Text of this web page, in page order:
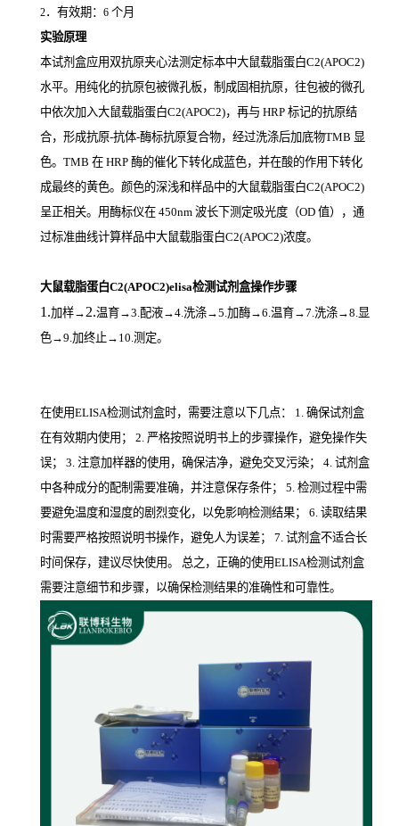
2．有效期： 6 个月
实验原理
本试剂盒应用双抗原夹心法测定标本中大鼠载脂蛋白C2(APOC2)
水平。用纯化的抗原包被微孔板，制成固相抗原，往包被的微孔
中依次加入大鼠载脂蛋白C2(APOC2)，再与 HRP 标记的抗原结
合，形成抗原-抗体-酶标抗原复合物，经过洗涤后加底物TMB 显
色。 TMB 在 HRP 酶的催化下转化成蓝色，并在酸的作用下转化
成最终的黄色。颜色的深浅和样品中的大鼠载脂蛋白C2(APOC2)
呈正相关。用酶标仪在 450nm 波长下测定吸光度（OD 值），通
过标准曲线计算样品中大鼠载脂蛋白C2(APOC2)浓度。
大鼠载脂蛋白C2(APOC2)elisa检测试剂盒操作步骤
1.加样→ 2.温育→3.配液→4.洗涤→5.加酶→6.温育→7.洗涤→8.显
色→9.加终止→10.测定。
在使用ELISA检测试剂盒时，需要注意以下几点： 1. 确保试剂盒
在有效期内使用； 2. 严格按照说明书上的步骤操作，避免操作失
误； 3. 注意加样器的使用，确保洁净，避免交叉污染； 4. 试剂盒
中各种成分的配制需要准确，并注意保存条件； 5. 检测过程中需
要避免温度和湿度的剧烈变化，以免影响检测结果； 6. 读取结果
时需要严格按照说明书操作，避免人为误差； 7. 试剂盒不适合长
时间保存，建议尽快使用。 总之，正确的使用ELISA检测试剂盒
需要注意细节和步骤，以确保检测结果的准确性和可靠性。